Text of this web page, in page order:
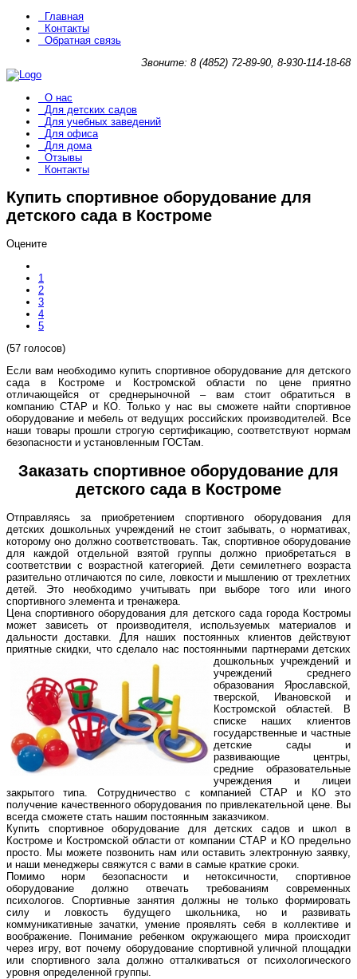
Главная
Контакты
Обратная связь
Звоните: 8 (4852) 72-89-90, 8-930-114-18-68
О нас
Для детских садов
Для учебных заведений
Для офиса
Для дома
Отзывы
Контакты
Купить спортивное оборудование для
детского сада в Костроме
Оцените
1
2
3
4
5
(57 голосов)
Если вам необходимо купить спортивное оборудование для детского
сада в Костроме и Костромской области по цене приятно
отличающейся от среднерыночной – вам стоит обратиться в
компанию СТАР и КО. Только у нас вы сможете найти спортивное
оборудование и мебель от ведущих российских производителей. Все
наши товары прошли строгую сертификацию, соответствуют нормам
безопасности и установленным ГОСТам.
Заказать спортивное оборудование для
детского сада в Костроме
Отправляясь за приобретением спортивного оборудования для
детских дошкольных учреждений не стоит забывать, о нормативах,
которому оно должно соответствовать. Так, спортивное оборудование
для каждой отдельной взятой группы должно приобретаться в
соответствии с возрастной категорией. Дети семилетнего возраста
разительно отличаются по силе, ловкости и мышлению от трехлетних
детей. Это необходимо учитывать при выборе того или иного
спортивного элемента и тренажера.
Цена спортивного оборудования для детского сада города Костромы
может зависеть от производителя, используемых материалов и
дальности доставки. Для наших постоянных клиентов действуют
приятные скидки, что сделало наспостоянными партнерами детских
дошкольных учреждений и
учреждений среднего
образования Ярославской,
тверской, Ивановской и
Костромской областей. В
списке наших клиентов
государственные и частные
детские сады и
развивающие центры,
средние образовательные
учреждения и лицеи
закрытого типа. Сотрудничество с компанией СТАР и КО это
получение качественного оборудования по привлекательной цене. Вы
всегда сможете стать нашим постоянным заказчиком.
Купить спортивное оборудование для детских садов и школ в
Костроме и Костромской области от компании СТАР и КО предельно
просто. Мы можете позвонить нам или оставить электронную заявку,
и наши менеджеры свяжутся с вами в самые краткие сроки.
Помимо норм безопасности и нетоксичности, спортивное
оборудование должно отвечать требованиям современных
психологов. Спортивные занятия должны не только формировать
силу и ловкость будущего школьника, но и развивать
коммуникативные зачатки, умение проявлять себя в коллективе и
воображение. Понимание ребенком окружающего мира происходит
через игру, вот почему оборудование спортивной уличной площадки
или спортивного зала должно отталкиваться от психологического
уровня определенной группы.